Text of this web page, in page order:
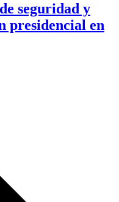
seguridad y
presidencial en